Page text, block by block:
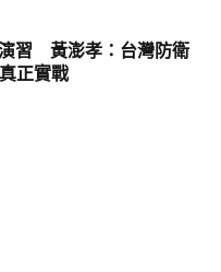
習 黃澎孝：台灣防衛
正實戰